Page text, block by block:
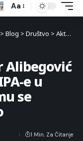
Aa
> Blog > Društvo > Aktuelnosti
Alibegović
e u
se
1 Min. Za Čitanje